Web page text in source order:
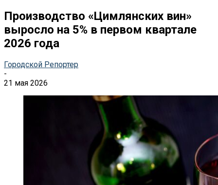
Производство «Цимлянских вин»
выросло на 5% в первом квартале
2026 года
Городской Репортер
-
21 мая 2026